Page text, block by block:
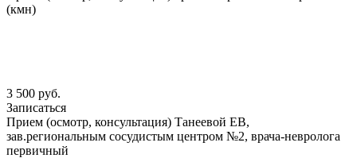
(кмн)
3 500 руб.
Записаться
Прием (осмотр, консультация) Танеевой ЕВ,
зав.региональным сосудистым центром №2, врача-невролога
первичный